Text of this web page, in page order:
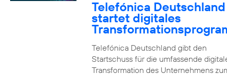
Telefónica Deutschland
startet digitales
Telefónica Deutschland gibt den
Startschuss für die umfassende
Transformation des Unternehmens